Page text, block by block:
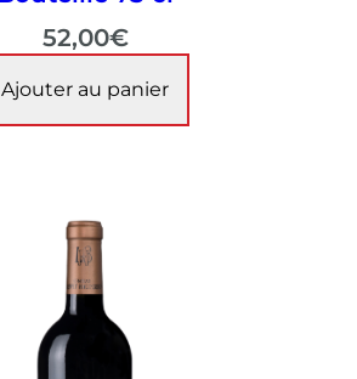
52,00€
Ajouter au panier